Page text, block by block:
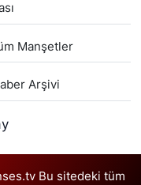
Manşetler
Arşivi
Bu sitedeki tüm